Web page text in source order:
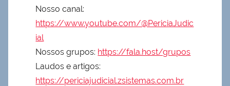
Nosso canal:
https://www.youtube.com/@PericiaJudic
ial
Nossos grupos: https://fala.host/grupos
Laudos e artigos:
https://periciajudicial.zsistemas.com.br